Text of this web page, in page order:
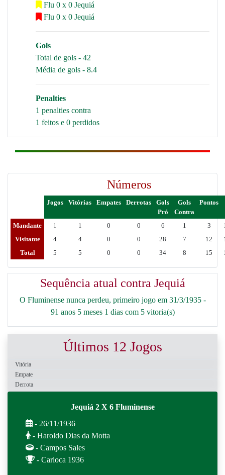
Flu 0 x 0 Jequiá
Flu 0 x 0 Jequiá
Gols
Total de gols - 42
Média de gols - 8.4
Penalties
1 penalties contra
1 feitos e 0 perdidos
Números
Jogos Vitórias Empates Derrotas
Gols
Pró
Gols
Contra
Pontos
Mandante 1 1 0 0 6 1 3
Visitante
4 4 0 0 28 7 12
Total
5 5 0 0 34 8 15
Sequência atual contra Jequiá
O Fluminense nunca perdeu, primeiro jogo em 31/3/1935 -
91 anos 5 meses 1 dias com 5 vitoria(s)
Últimos 12 Jogos
Vitória
Empate
Derrota
Jequiá 2 X 6 Fluminense
- 26/11/1936
- Haroldo Dias da Motta
- Campos Sales
- Carioca 1936